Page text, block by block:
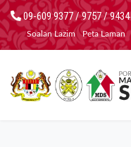
09-609 9377 / 9757 / 9434
Soalan Lazim Peta Laman